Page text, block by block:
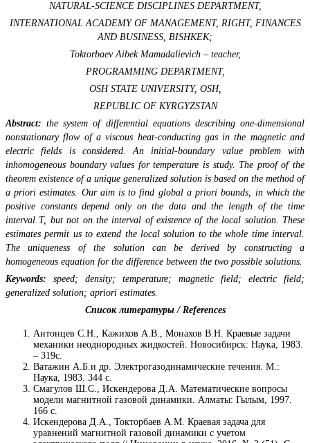
NATURAL-SCIENCE DISCIPLINES DEPARTMENT,
INTERNATIONAL ACADEMY OF MANAGEMENT, RIGHT, FINANCES
AND BUSINESS, BISHKEK;
Toktorbaev Aibek Mamadalievich – teacher,
PROGRAMMING DEPARTMENT,
OSH STATE UNIVERSITY, OSH,
REPUBLIC OF KYRGYZSTAN
Abstract: the system of differential equations describing one-dimensional
nonstationary flow of a viscous heat-conducting gas in the magnetic and
electric fields is considered. An initial-boundary value problem with
inhomogeneous boundary values for temperature is study. The proof of the
theorem existence of a unique generalized solution is based on the method of
a priori estimates. Our aim is to find global a priori bounds, in which the
positive constants depend only on the data and the length of the time
interval T, but not on the interval of existence of the local solution. These
estimates permit us to extend the local solution to the whole time interval.
The uniqueness of the solution can be derived by constructing a
homogeneous equation for the difference between the two possible solutions.
Keywords: speed; density; temperature; magnetic field; electric field;
generalized solution; apriori estimates.
Список литературы / References
Антонцев С.Н., Кажихов А.В., Монахов В.Н. Краевые задачи
механики неоднородных жидкостей. Новосибирск: Наука, 1983.
– 319c.
Ватажин А.Б.и др. Электрогазодинамические течения. М.:
Наука, 1983. 344 c.
Смагулов Ш.С., Искендерова Д.А. Математические вопросы
модели магнитной газовой динамики. Алматы: Гылым, 1997.
166 c.
Искендерова Д.А., Токторбаев А.М. Краевая задача для
уравнений магнитной газовой динамики с учетом